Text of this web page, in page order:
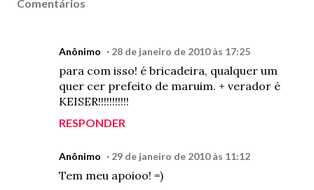
Comentários
Anônimo 28 de janeiro de 2010 às 17:25
para com isso! é bricadeira, qualquer um
quer cer prefeito de maruim. + verador é
KEISER!!!!!!!!!!!
RESPONDER
Anônimo 29 de janeiro de 2010 às 11:12
Tem meu apoioo! =)